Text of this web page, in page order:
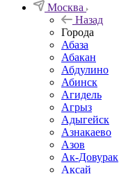
Москва
Назад
Города
Абаза
Абакан
Абдулино
Абинск
Агидель
Агрыз
Адыгейск
Азнакаево
Азов
Ак-Довурак
Аксай